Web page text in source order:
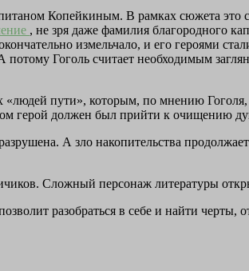
Копейкиным. В рамках сюжета это
, не зря даже фамилия благородного
измельчало, и его героями
Гоголь считает необходимым
пути», которым, по мнению
герой должен был прийти к очищению
А зло накопительства
Сложный персонаж литературы
разобраться в себе и найти черты,